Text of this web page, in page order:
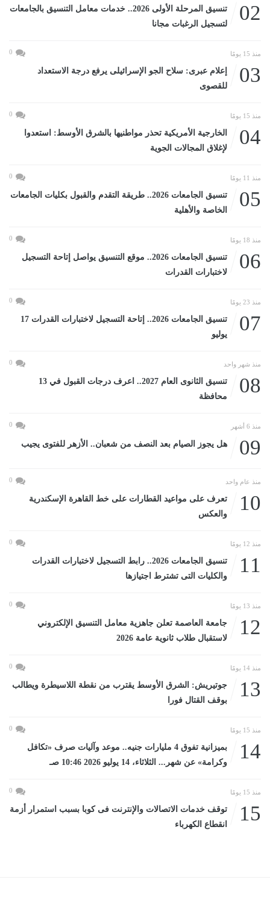
02
تنسيق المرحلة الأولى 2026.. خدمات معامل التنسيق بالجامعات
لتسجيل الرغبات مجانا
منذ 15 يومًا 0
03
إعلام عبرى: سلاح الجو الإسرائيلى يرفع درجة الاستعداد
للقصوى
منذ 15 يومًا 0
04
الخارجية الأمريكية تحذر مواطنيها بالشرق الأوسط: استعدوا
لإغلاق المجالات الجوية
منذ 11 يومًا 0
05
تنسيق الجامعات 2026.. طريقة التقدم والقبول بكليات الجامعات
الخاصة والأهلية
منذ 18 يومًا 0
06
تنسيق الجامعات 2026.. موقع التنسيق يواصل إتاحة التسجيل
لاختبارات القدرات
منذ 23 يومًا 0
07
تنسيق الجامعات 2026.. إتاحة التسجيل لاختبارات القدرات 17
يوليو
منذ شهر واحد 0
08
تنسيق الثانوى العام 2027.. اعرف درجات القبول في 13
محافظة
منذ 6 أشهر 0
09 هل يجوز الصيام بعد النصف من شعبان.. الأزهر للفتوى يجيب
منذ عام واحد 0
10
تعرف على مواعيد القطارات على خط القاهرة الإسكندرية
والعكس
منذ 12 يومًا 0
11
تنسيق الجامعات 2026.. رابط التسجيل لاختبارات القدرات
والكليات التى تشترط اجتيازها
منذ 13 يومًا 0
12
جامعة العاصمة تعلن جاهزية معامل التنسيق الإلكتروني
لاستقبال طلاب ثانوية عامة 2026
منذ 14 يومًا 0
13
جوتيريش: الشرق الأوسط يقترب من نقطة اللاسيطرة ويطالب
بوقف القتال فورا
منذ 15 يومًا 0
14
بميزانية تفوق 4 مليارات جنيه.. موعد وآليات صرف «تكافل
وكرامة» عن شهر... الثلاثاء، 14 يوليو 2026 10:46 صـ
منذ 15 يومًا 0
15
توقف خدمات الاتصالات والإنترنت فى كوبا بسبب استمرار أزمة
انقطاع الكهرباء